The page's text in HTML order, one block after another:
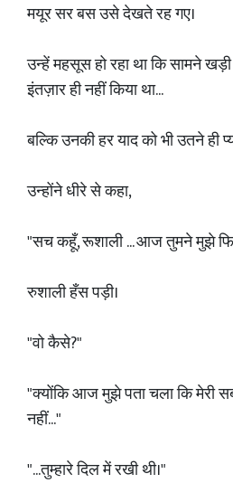
मयूर सर बस उसे देखते रह गए।
उन्हें महसूस हो रहा था कि सामने
इंतज़ार ही नहीं किया था...
बल्कि उनकी हर याद को भी उतने ही
उन्होंने धीरे से कहा,
"सच कहूँ, रूशाली ... आज तुमने मुझे
रुशाली हँस पड़ी।
"वो कैसे?"
"क्योंकि आज मुझे पता चला कि मेरी
नहीं..."
"...तुम्हारे दिल में रखी थी।"